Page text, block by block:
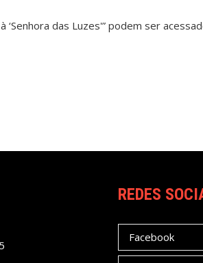
das Luzes'” podem ser
REDES
Facebook